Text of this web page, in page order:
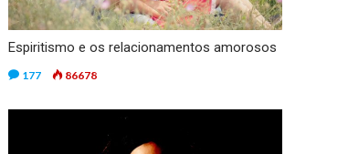
Espiritismo e os relacionamentos amorosos
177 86678